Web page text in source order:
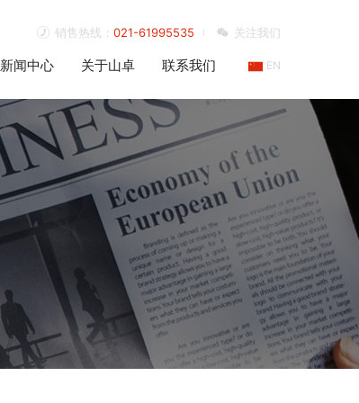
销售热线： 021-61995535 关注我们
新闻中心 关于山卓 联系我们 EN